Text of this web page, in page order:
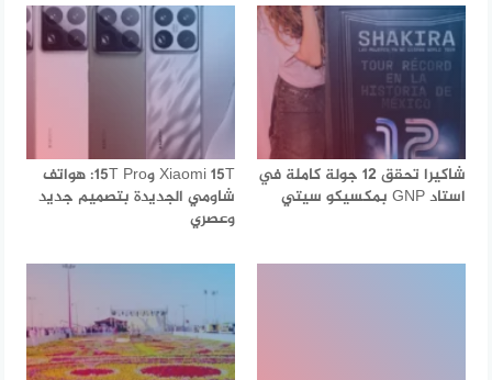
شاكيرا تحقق 12 جولة كاملة في
استاد GNP بمكسيكو سيتي
Xiaomi 15T و15T Pro: هواتف
شاومي الجديدة بتصميم جديد
وعصري